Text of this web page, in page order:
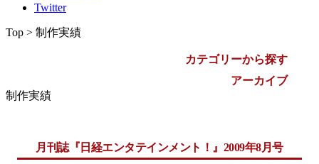
Twitter
Top > 制作実績
カテゴリーから探す
アーカイブ
制作実績
月刊誌『日経エンタテインメント！』2009年8月号